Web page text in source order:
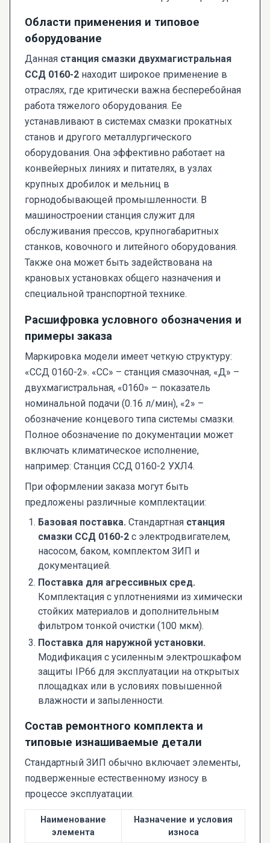
Области применения и типовое
оборудование
Данная станция смазки двухмагистральная
ССД 0160-2 находит широкое применение в
отраслях, где критически важна бесперебойная
работа тяжелого оборудования. Ее
устанавливают в системах смазки прокатных
станов и другого металлургического
оборудования. Она эффективно работает на
конвейерных линиях и питателях, в узлах
крупных дробилок и мельниц в
горнодобывающей промышленности. В
машиностроении станция служит для
обслуживания прессов, крупногабаритных
станков, ковочного и литейного оборудования.
Также она может быть задействована на
крановых установках общего назначения и
специальной транспортной технике.
Расшифровка условного обозначения и
примеры заказа
Маркировка модели имеет четкую структуру:
«ССД 0160-2». «СС» – станция смазочная, «Д» –
двухмагистральная, «0160» – показатель
номинальной подачи (0.16 л/мин), «2» –
обозначение концевого типа системы смазки.
Полное обозначение по документации может
включать климатическое исполнение,
например: Станция ССД 0160-2 УХЛ4.
При оформлении заказа могут быть
предложены различные комплектации:
Базовая поставка. Стандартная станция
смазки ССД 0160-2 с электродвигателем,
насосом, баком, комплектом ЗИП и
документацией.
Поставка для агрессивных сред.
Комплектация с уплотнениями из химически
стойких материалов и дополнительным
фильтром тонкой очистки (100 мкм).
Поставка для наружной установки.
Модификация с усиленным электрошкафом
защиты IP66 для эксплуатации на открытых
площадках или в условиях повышенной
влажности и запыленности.
Состав ремонтного комплекта и
типовые изнашиваемые детали
Стандартный ЗИП обычно включает элементы,
подверженные естественному износу в
процессе эксплуатации.
Наименование
элемента
Назначение и условия
износа